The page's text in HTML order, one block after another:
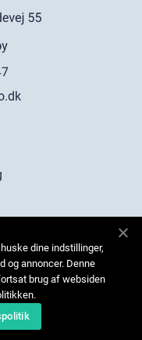
dine indstillinger,
og annoncer. Denne
brug af websiden